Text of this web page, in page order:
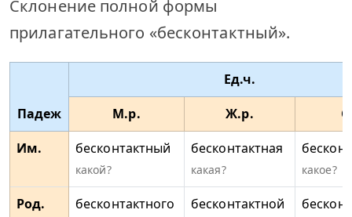
Склонение полной формы
прилагательного «бесконтактный».
Падеж
Ед.ч.
М.р.
Ж.р.
Им.
бесконтактный
какой?
бесконтактная
какая? какое?
Род. бесконтактного бесконтактной